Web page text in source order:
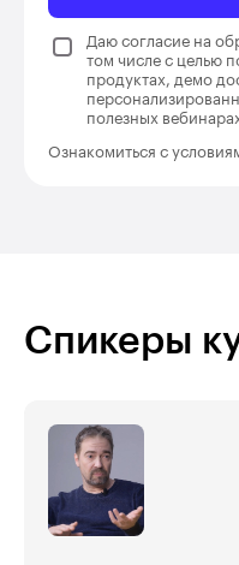
Даю согласие на
том числе с целью
продуктах, демо
полезных
Ознакомиться с
Спикеры